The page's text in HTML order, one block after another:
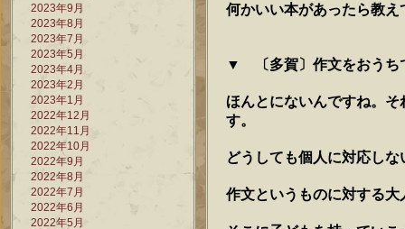
2023年9月
2023年8月
2023年7月
2023年5月
2023年4月
2023年2月
2023年1月
2022年12月
2022年11月
2022年10月
2022年9月
2022年8月
2022年7月
2022年6月
2022年5月
何かいい本があったら教え
▼ 〔多賀〕作文をおうち
ほんとにないんですね。
す。
どうしても個人に対応し
作文というものに対する